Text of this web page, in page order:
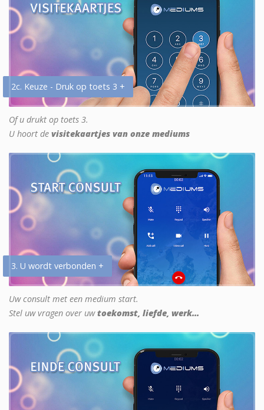
2c. Keuze - Druk op toets 3 +
Of u drukt op toets 3.
U hoort de visitekaartjes van onze mediums
3. U wordt verbonden +
Uw consult met een medium start.
Stel uw vragen over uwtoekomst, liefde, werk...